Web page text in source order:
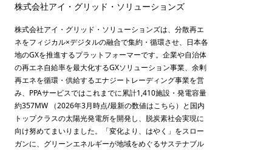
株式会社アイ・グリッド・ソリューションズ
株式会社アイ・グリッド・ソリューションズは、分散再エ
ネをフィジカル×デジタルの融合で集約・循環させ、日本各
地のGXを推進するプラットフォーマーです。企業や自治体
の再エネ自給率を最大化するGXソリューション事業、余剰
再エネを循環・供給するエナジートレーディング事業を営
み、PPAサービスではこれまでに累計1,410施設・発電容量
約357MW （2026年3月時点/最新の数値はこちら ）と国内
トップクラスの太陽光発電所を開発し、脱炭素社会実現に
向け努めてまいりました。「変化より、はやく」をスロー
ガンに、グリーンエネルギーが地域をめぐるサステナブル